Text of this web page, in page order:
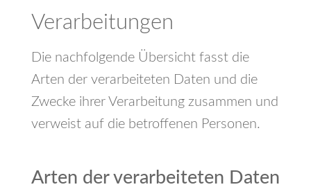
Verarbeitungen
Die nachfolgende Übersicht fasst die
Arten der verarbeiteten Daten und die
Zwecke ihrer Verarbeitung zusammen und
verweist auf die betroffenen Personen.
Arten der verarbeiteten Daten